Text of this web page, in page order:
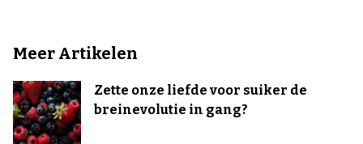
Meer Artikelen
Zette onze liefde voor suiker de
breinevolutie in gang?